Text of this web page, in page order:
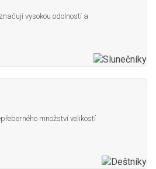
vysokou odolností a
množství velikostí